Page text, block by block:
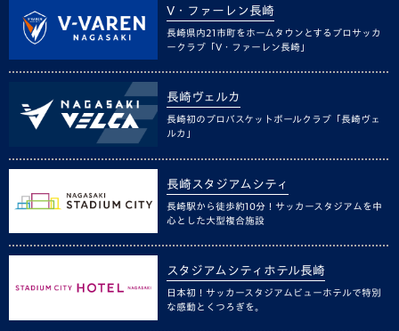
V・ファーレン長崎
長崎県内21市町をホームタウンとするプロサッカ
ークラブ「V・ファーレン長崎」
長崎ヴェルカ
長崎初のプロバスケットボールクラブ「長崎ヴェ
ルカ」
長崎スタジアムシティ
長崎駅から徒歩約10分！サッカースタジアムを中
心とした大型複合施設
スタジアムシティホテル長崎
日本初！サッカースタジアムビューホテルで特別
な感動とくつろぎを。